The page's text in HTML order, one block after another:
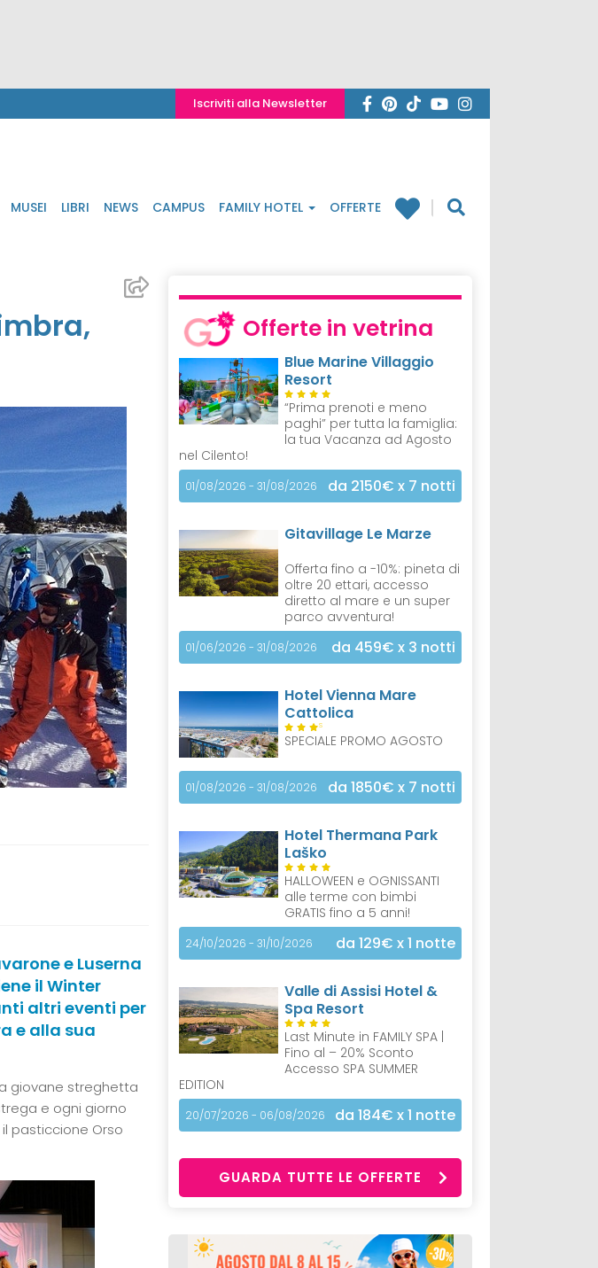
Iscriviti alla Newsletter
MUSEI LIBRI NEWS CAMPUS FAMILY HOTEL OFFERTE
e Luserna
il Winter
altri eventi per
e alla sua
giovane streghetta
e ogni giorno
pasticcione Orso
Offerte in vetrina
Blue Marine Villaggio
Resort
“Prima prenoti e meno
paghi” per tutta la famiglia:
la tua Vacanza ad Agosto
nel Cilento!
01/08/2026 - 31/08/2026 da 2150€ x 7 notti
Gitavillage Le Marze
Offerta fino a -10%: pineta di
oltre 20 ettari, accesso
diretto al mare e un super
parco avventura!
01/06/2026 - 31/08/2026 da 459€ x 3 notti
Hotel Vienna Mare
Cattolica
S
SPECIALE PROMO AGOSTO
01/08/2026 - 31/08/2026 da 1850€ x 7 notti
Hotel Thermana Park
Laško
HALLOWEEN e OGNISSANTI
alle terme con bimbi
GRATIS fino a 5 anni!
24/10/2026 - 31/10/2026 da 129€ x 1 notte
Valle di Assisi Hotel &
Spa Resort
Last Minute in FAMILY SPA |
Fino al – 20% Sconto
Accesso SPA SUMMER
EDITION
20/07/2026 - 06/08/2026 da 184€ x 1 notte
GUARDA TUTTE LE OFFERTE